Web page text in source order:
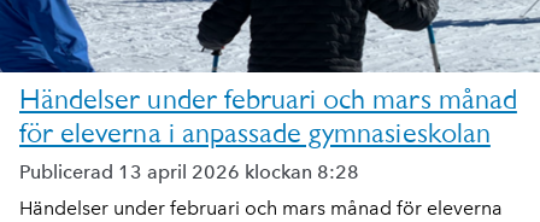
Händelser under februari och mars månad
för eleverna i anpassade gymnasieskolan
Publicerad 13 april 2026 klockan 8:28
Händelser under februari och mars månad för eleverna